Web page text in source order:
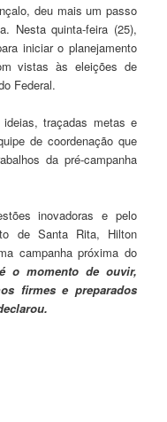
deu mais um passo
Nesta quinta-feira (25),
iniciar o planejamento
vistas às eleições de
Federal.
traçadas metas e
de coordenação que
da pré-campanha
inovadoras e pelo
de Santa Rita, Hilton
campanha próxima do
o momento de ouvir,
firmes e preparados